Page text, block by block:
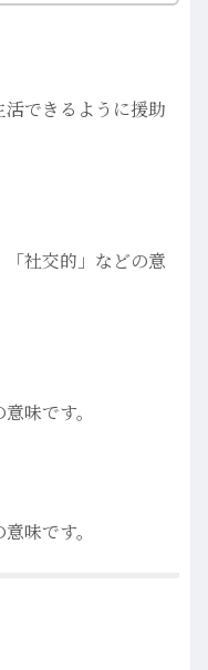
できるように援助
「社交的」などの意
味です。
味です。